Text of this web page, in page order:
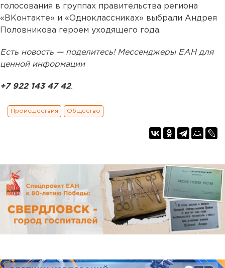
голосования в группах правительства региона
«ВКонтакте» и «Одноклассниках» выбрали Андрея
Половникова героем уходящего года.
Есть новость — поделитесь! Мессенджеры ЕАН для
ценной информации
+7 922 143 47 42.
Происшествия Общество